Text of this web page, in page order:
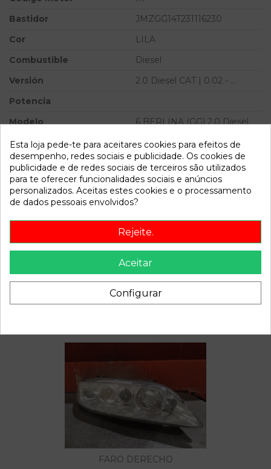
Bastidor
JMZGG14T231116230
Cor
LILA
Combustible
Diesel
Versión
2.0 Diesel CAT | 0.02 - ...
Potencia
Modelo
6 BERLINA (GG) 2.0 Diesel
Referência 809997
Disponível a partir de: 2022-04-04
Recambio de pinza freno trasera derecha para mazda 6
berlina (gg) 2.0 diesel cat | 0.02 - ... 2.0 diesel cat | 0.02 - ...
FARO DERECHO
Esta loja pede-te para aceitares cookies para efeitos de
desempenho, redes sociais e publicidade. Os cookies de
publicidade e de redes sociais de terceiros são utilizados
para te oferecer funcionalidades sociais e anúncios
personalizados. Aceitas estes cookies e o processamento
de dados pessoais envolvidos?
Rejeite.
Aceitar
Configurar